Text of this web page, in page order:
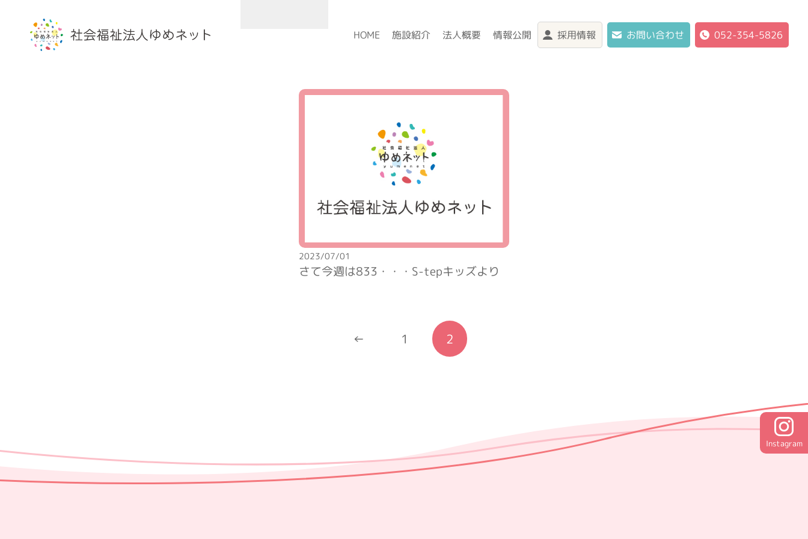
HOME 施設紹介 法人概要 情報公開 採用情報 お問い合わせ 052-354-5826
2023/07/01
さて今週は833・・・S-tepキッズより
← 1 2
Instagram